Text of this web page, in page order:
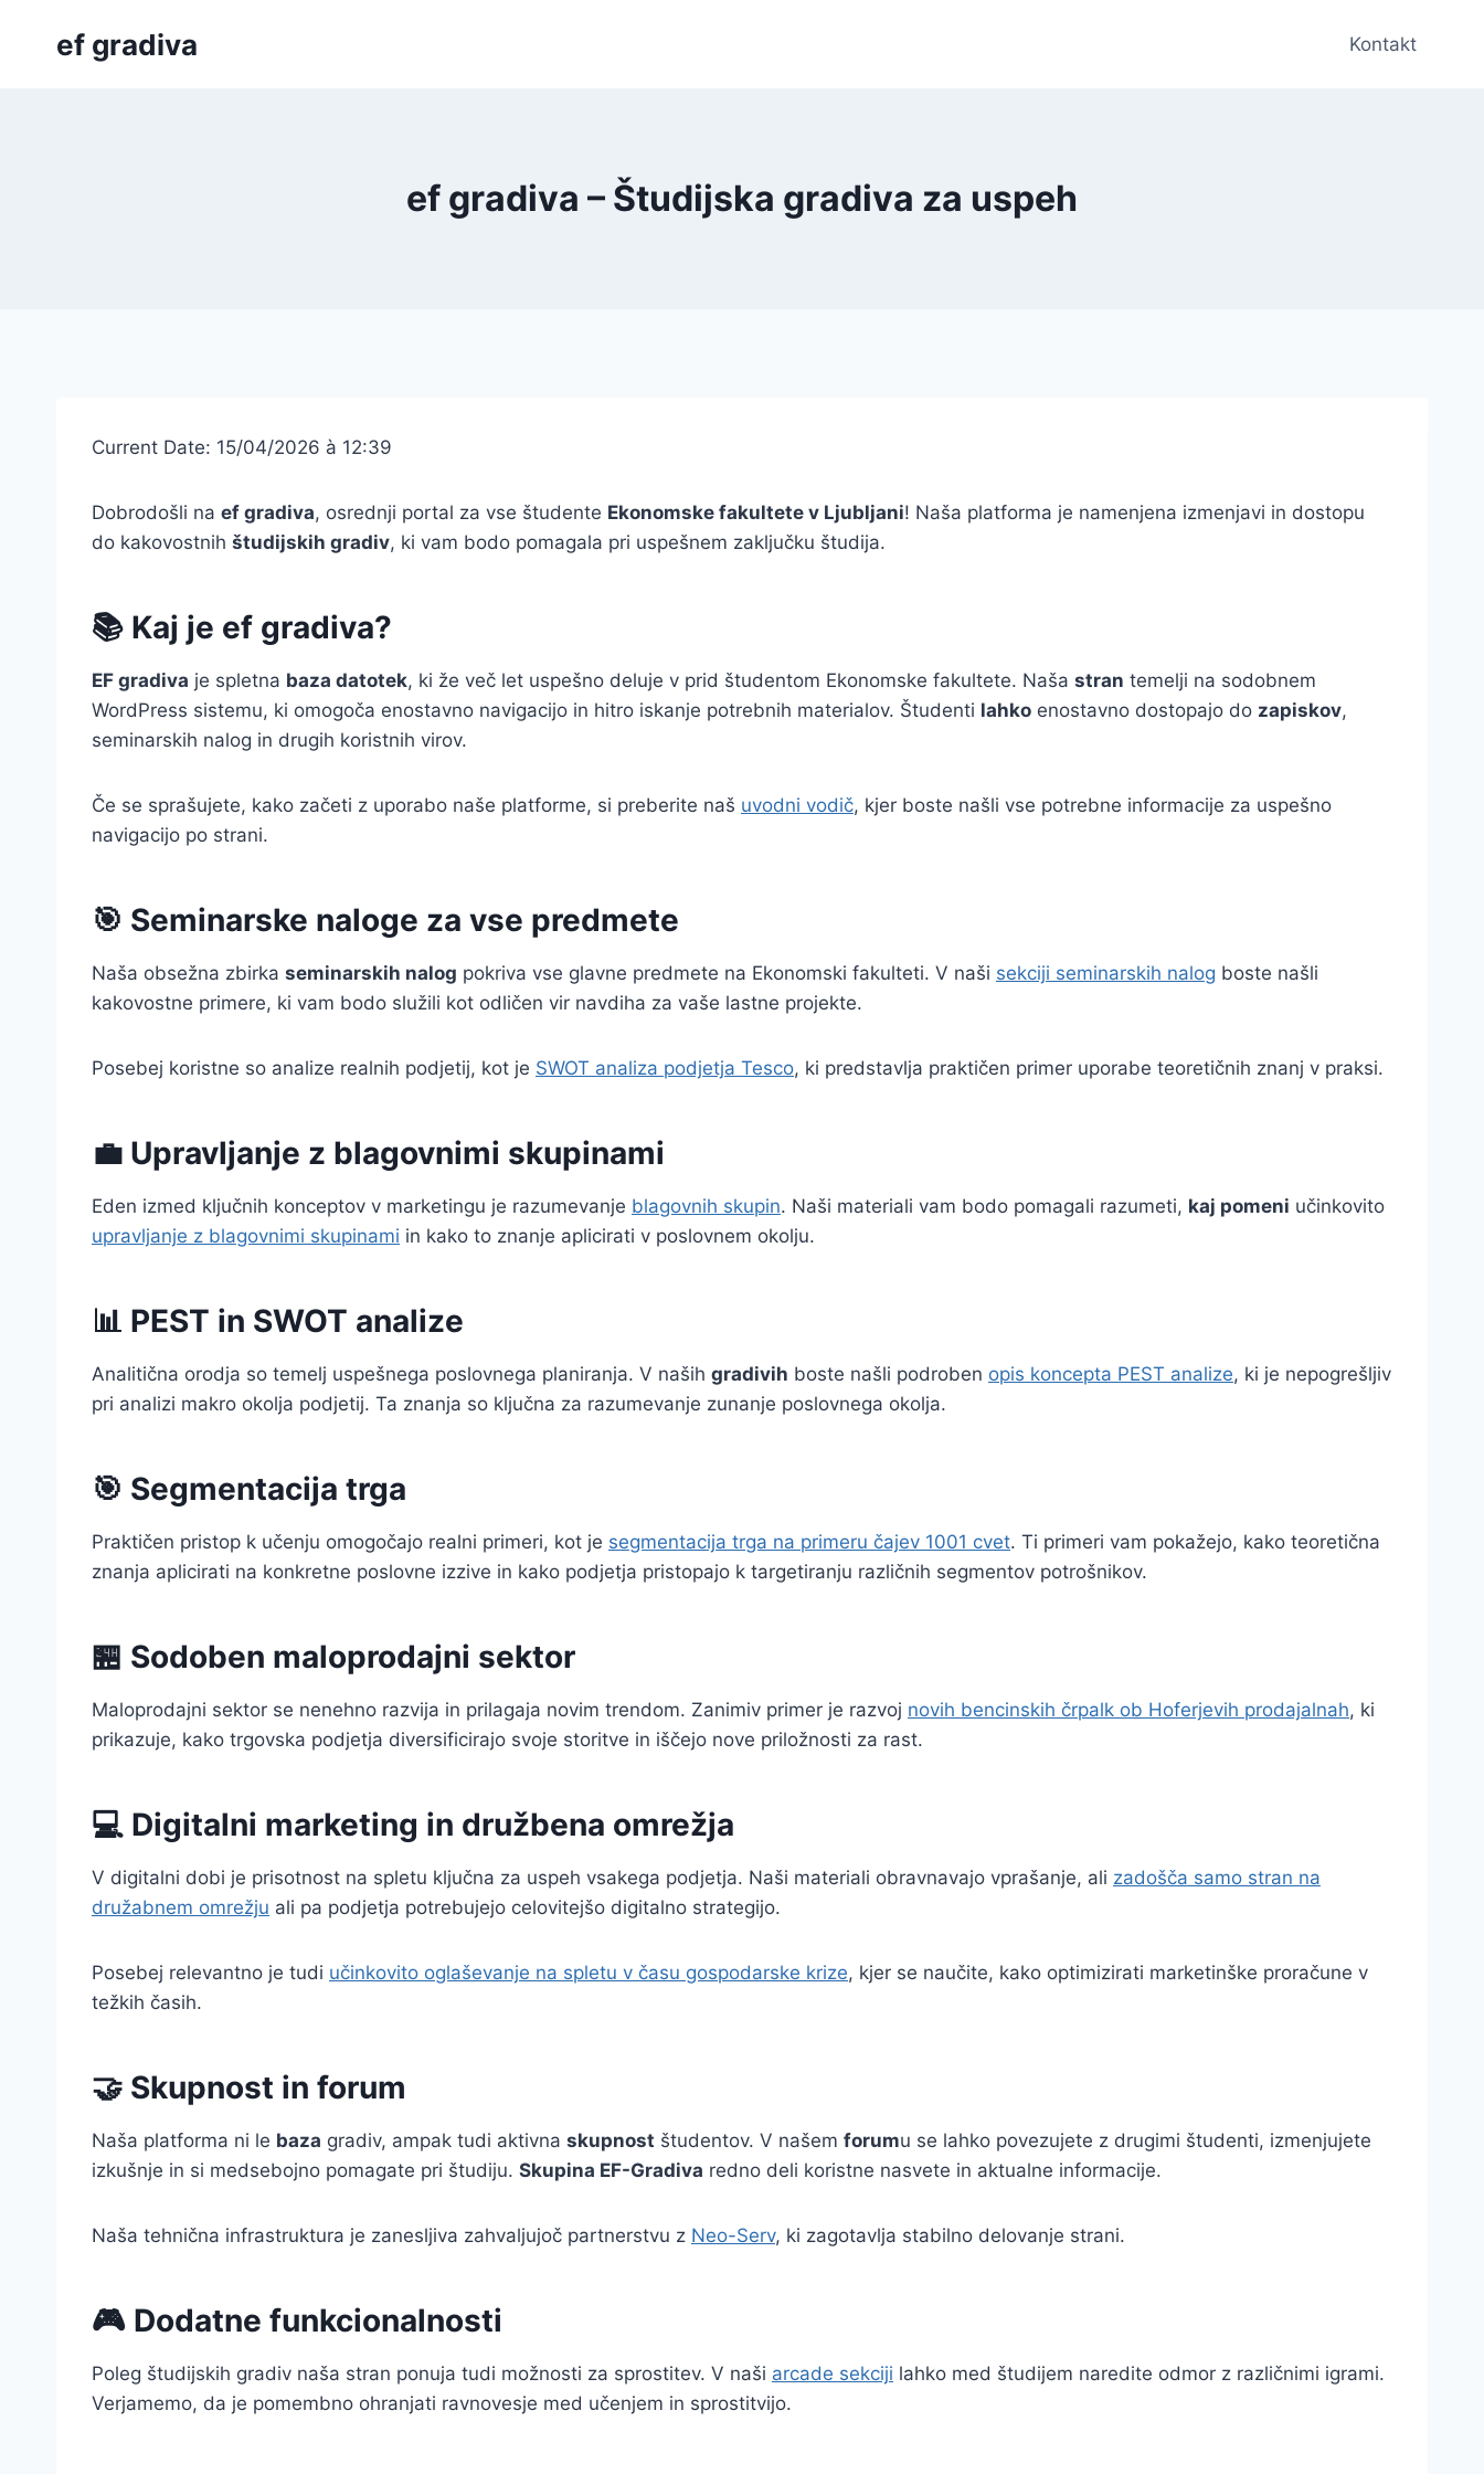
ef gradiva Kontakt
ef gradiva – Študijska gradiva za uspeh
Current Date: 15/04/2026 à 12:39
Dobrodošli na ef gradiva, osrednji portal za vse študente Ekonomske fakultete v Ljubljani! Naša platforma je namenjena izmenjavi in dostopu
do kakovostnih študijskih gradiv, ki vam bodo pomagala pri uspešnem zaključku študija.
📚 Kaj je ef gradiva?
EF gradiva je spletna baza datotek, ki že več let uspešno deluje v prid študentom Ekonomske fakultete. Naša stran temelji na sodobnem
WordPress sistemu, ki omogoča enostavno navigacijo in hitro iskanje potrebnih materialov. Študenti lahko enostavno dostopajo do zapiskov,
seminarskih nalog in drugih koristnih virov.
Če se sprašujete, kako začeti z uporabo naše platforme, si preberite naš uvodni vodič, kjer boste našli vse potrebne informacije za uspešno
navigacijo po strani.
🎯 Seminarske naloge za vse predmete
Naša obsežna zbirka seminarskih nalog pokriva vse glavne predmete na Ekonomski fakulteti. V naši sekciji seminarskih nalog boste našli
kakovostne primere, ki vam bodo služili kot odličen vir navdiha za vaše lastne projekte.
Posebej koristne so analize realnih podjetij, kot je SWOT analiza podjetja Tesco, ki predstavlja praktičen primer uporabe teoretičnih znanj v praksi.
💼 Upravljanje z blagovnimi skupinami
Eden izmed ključnih konceptov v marketingu je razumevanje blagovnih skupin. Naši materiali vam bodo pomagali razumeti, kaj pomeni učinkovito
upravljanje z blagovnimi skupinami in kako to znanje aplicirati v poslovnem okolju.
📊 PEST in SWOT analize
Analitična orodja so temelj uspešnega poslovnega planiranja. V naših gradivih boste našli podroben opis koncepta PEST analize, ki je nepogrešljiv
pri analizi makro okolja podjetij. Ta znanja so ključna za razumevanje zunanje poslovnega okolja.
🎯 Segmentacija trga
Praktičen pristop k učenju omogočajo realni primeri, kot je segmentacija trga na primeru čajev 1001 cvet. Ti primeri vam pokažejo, kako teoretična
znanja aplicirati na konkretne poslovne izzive in kako podjetja pristopajo k targetiranju različnih segmentov potrošnikov.
🏪 Sodoben maloprodajni sektor
Maloprodajni sektor se nenehno razvija in prilagaja novim trendom. Zanimiv primer je razvoj novih bencinskih črpalk ob Hoferjevih prodajalnah, ki
prikazuje, kako trgovska podjetja diversificirajo svoje storitve in iščejo nove priložnosti za rast.
💻 Digitalni marketing in družbena omrežja
V digitalni dobi je prisotnost na spletu ključna za uspeh vsakega podjetja. Naši materiali obravnavajo vprašanje, ali zadošča samo stran na
družabnem omrežju ali pa podjetja potrebujejo celovitejšo digitalno strategijo.
Posebej relevantno je tudi učinkovito oglaševanje na spletu v času gospodarske krize, kjer se naučite, kako optimizirati marketinške proračune v
težkih časih.
🤝 Skupnost in forum
Naša platforma ni le baza gradiv, ampak tudi aktivna skupnost študentov. V našem forumu se lahko povezujete z drugimi študenti, izmenjujete
izkušnje in si medsebojno pomagate pri študiju. Skupina EF-Gradiva redno deli koristne nasvete in aktualne informacije.
Naša tehnična infrastruktura je zanesljiva zahvaljujoč partnerstvu z Neo-Serv, ki zagotavlja stabilno delovanje strani.
🎮 Dodatne funkcionalnosti
Poleg študijskih gradiv naša stran ponuja tudi možnosti za sprostitev. V naši arcade sekciji lahko med študijem naredite odmor z različnimi igrami.
Verjamemo, da je pomembno ohranjati ravnovesje med učenjem in sprostitvijo.